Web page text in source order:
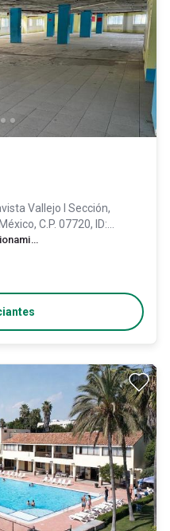
Vallejo I Sección,
, C.P. 07720, ID: